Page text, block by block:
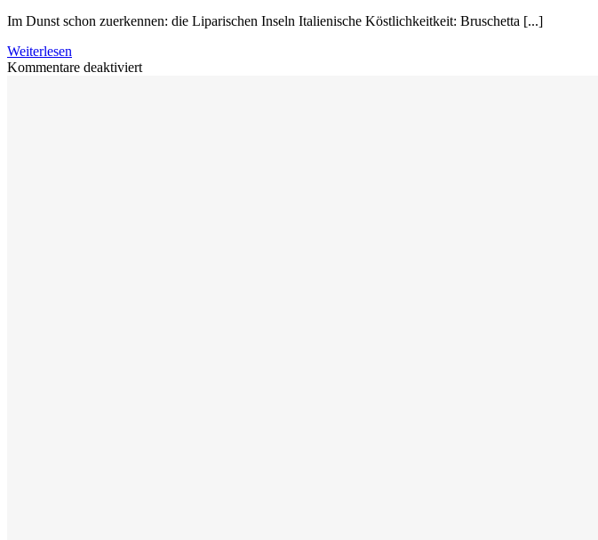
Im Dunst schon zuerkennen: die Liparischen Inseln Italienische Köstlichkeitkeit: Bruschetta [...]
Weiterlesen
Kommentare deaktiviertfür